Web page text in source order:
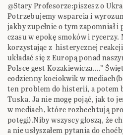
@Stary Profesorze:piszesz o
Potrzebujemy wsparcia i
jakby zupełnie o tym zapomniał i
czasu w epokę smoków i rycerzy.
korzystając z histerycznej
układać się z Europą ponad
Polsce gest Kozakiewicza….”
codzienny kociokwik w
ten problem do histerii, a potem
Tuska. Ja nie mogę pojąć, jak to
w mediach, które rozbechtują
potęgi).Niby wszyscy głoszą, że
a nie usłyszałem pytania do